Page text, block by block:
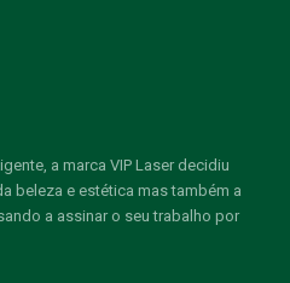
a marca VIP Laser decidiu
beleza e estética mas também a
a assinar o seu trabalho por